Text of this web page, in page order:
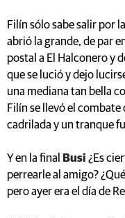
Filín sólo sabe salir por
abrió la grande, de par
postal a El Halconero y
que se lució y dejo
una mediana tan bella
Filín se llevó el
cadrilada y un tranque
Y en la final Busi ¿Es
perrearle al amigo?
pero ayer era el día de